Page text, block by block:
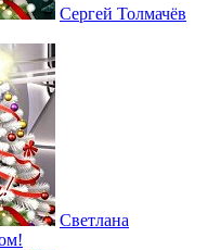
Сергей Толмачёв
Светлана